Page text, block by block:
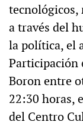
tecnológicos,
a través del
la política, el
Participación
Boron entre
22:30 horas,
del Centro